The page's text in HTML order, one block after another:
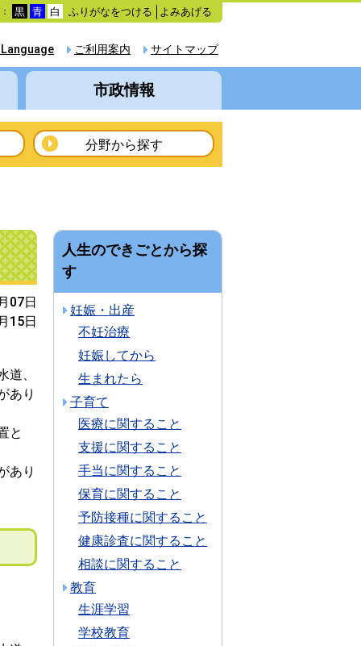
黒 青 白 ふりがなをつける よみあげる
サイトマップ
ご利用案内
市政情報
分野から探す
07日
15日
、
あり
と
あり
人生のできごとから探
す
妊娠・出産
不妊治療
妊娠してから
生まれたら
子育て
医療に関すること
支援に関すること
手当に関すること
保育に関すること
予防接種に関すること
健康診査に関すること
相談に関すること
教育
生涯学習
学校教育